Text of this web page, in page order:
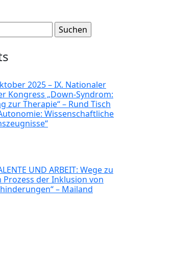
2025 – IX. Nationaler
Kongress „Down-Syndrom:
zur Therapie“ – Rund Tisch
Wissenschaftliche
UND ARBEIT: Wege zu
der Inklusion von
– Mailand